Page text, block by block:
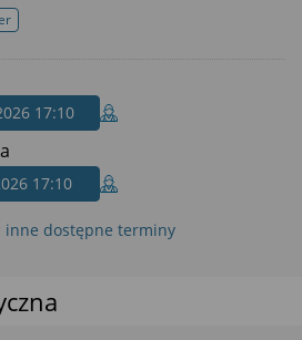
do placowki
17:10
17:10
inne dostępne terminy
na przetwarzanie Twoich
celach. Jeżeli chcesz
lub chcesz przeprowadzić
to możesz tego dokonać
zaawansowanych”.
wykorzystywania
w naszym serwisie znajdziesz